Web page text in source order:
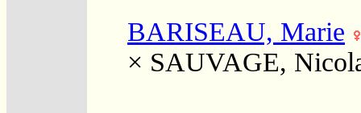
BARISEAU, Marie
× SAUVAGE,